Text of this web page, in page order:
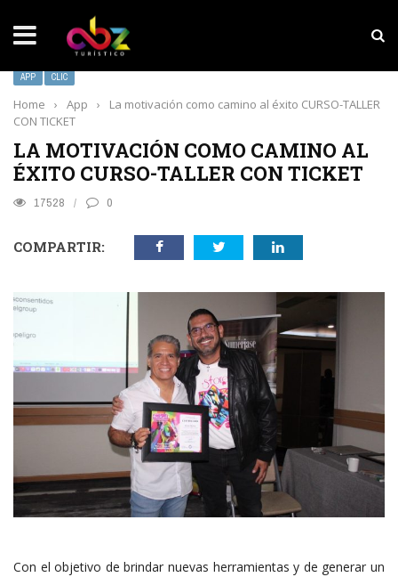
NOTICIAS SOBRESALIENTES
APP CLIC
Home › App ›
La motivación como camino al éxito CURSO-TALLER
CON TICKET
LA MOTIVACIÓN COMO CAMINO AL
ÉXITO CURSO-TALLER CON TICKET
17528 0
COMPARTIR:
Con el objetivo de brindar nuevas herramientas y de generar un